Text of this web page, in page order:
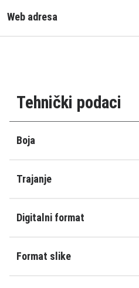
Web adresa
Tehnički podaci
Boja
Trajanje
Digitalni format
Format slike